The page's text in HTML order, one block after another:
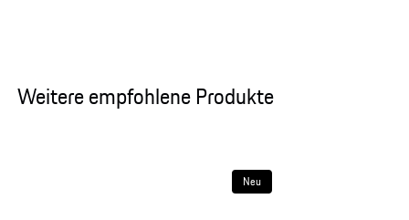
Weitere empfohlene Produkte
Neu